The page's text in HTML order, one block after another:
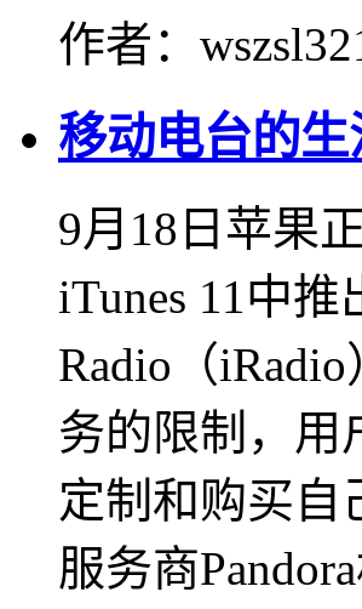
作者：
移动电台的
9月18日苹果
iTunes 11中
Radio（
务的限制，用
定制和购买自
服务商